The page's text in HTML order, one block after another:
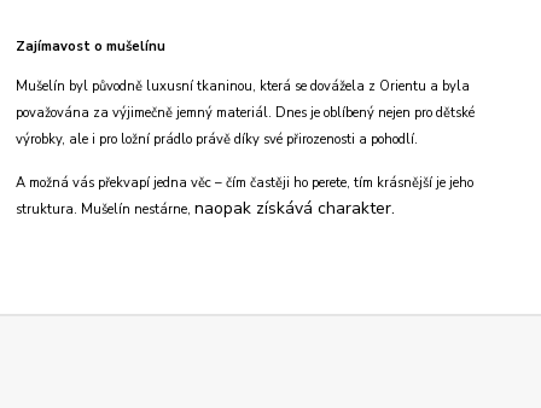
Zajímavost o mušelínu
Mušelín byl původně luxusní tkaninou, která se dovážela z Orientu a byla
považována za výjimečně jemný materiál. Dnes je oblíbený nejen pro dětské
výrobky, ale i pro ložní prádlo právě díky své přirozenosti a pohodlí.
A možná vás překvapí jedna věc – čím častěji ho perete, tím krásnější je jeho
struktura. Mušelín nestárne,naopak získává charakter.